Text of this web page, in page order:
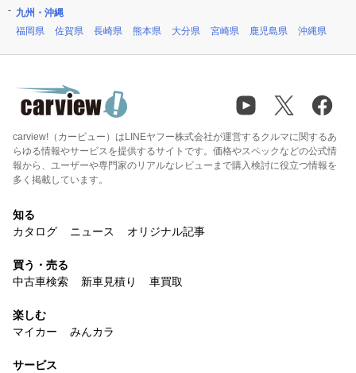
九州・沖縄
福岡県
佐賀県 長崎県 熊本県 大分県 宮崎県 鹿児島県 沖縄県
carview!（カービュー）はLINEヤフー株式会社が運営するクルマに関するあ
らゆる情報やサービスを提供するサイトです。価格やスペックなどの公式情
報から、ユーザーや専門家のリアルなレビューまで購入検討に役立つ情報を
多く掲載しています。
知る
カタログ
ニュース オリジナル記事
買う・売る
中古車検索
新車見積り 車買取
楽しむ
マイカー
みんカラ
サービス